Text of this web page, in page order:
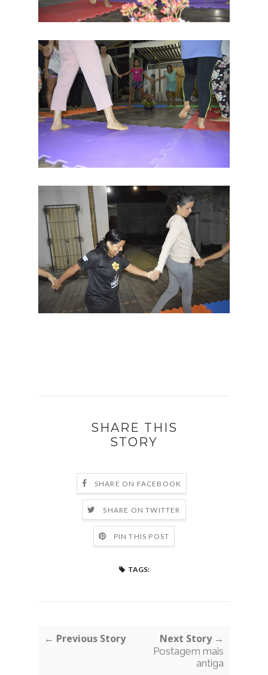
SHARE THIS
STORY
SHARE ON FACEBOOK
SHARE ON TWITTER
PIN THIS POST
TAGS:
← Previous Story Next Story →
Postagem mais
antiga